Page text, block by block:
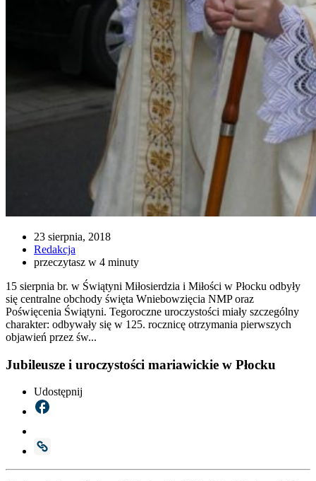
23 sierpnia, 2018
Redakcja
przeczytasz w 4 minuty
15 sierpnia br. w Świątyni Miłosierdzia i Miłości w Płocku odbyły
się centralne obchody święta Wniebowzięcia NMP oraz
Poświęcenia Świątyni. Tegoroczne uroczystości miały szczególny
charakter: odbywały się w 125. rocznicę otrzymania pierwszych
objawień przez św...
Jubileusze i uroczystości mariawickie w Płocku
Udostępnij